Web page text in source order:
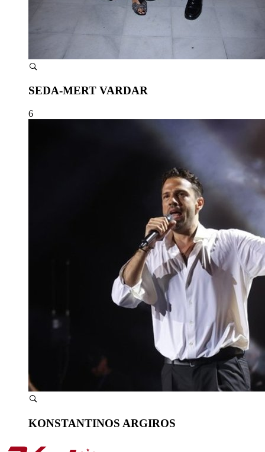
SEDA-MERT VARDAR
6
KONSTANTINOS ARGIROS